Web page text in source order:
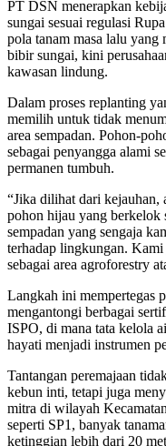
PT DSN menerapkan
sungai sesuai regulasi
pola tanam masa lalu
bibir sungai, kini
kawasan lindung.
Dalam proses replanting
memilih untuk tidak
area sempadan. Pohon-
sebagai penyangga alami
permanen tumbuh.
“Jika dilihat dari kejauhan,
pohon hijau yang berkelok
sempadan yang sengaja
terhadap lingkungan.
sebagai area agroforestry
Langkah ini mempertegas
mengantongi berbagai
ISPO, di mana tata kelola
hayati menjadi instrumen
Tantangan peremajaan
kebun inti, tetapi juga
mitra di wilayah
seperti SP1, banyak
ketinggian lebih dari 20